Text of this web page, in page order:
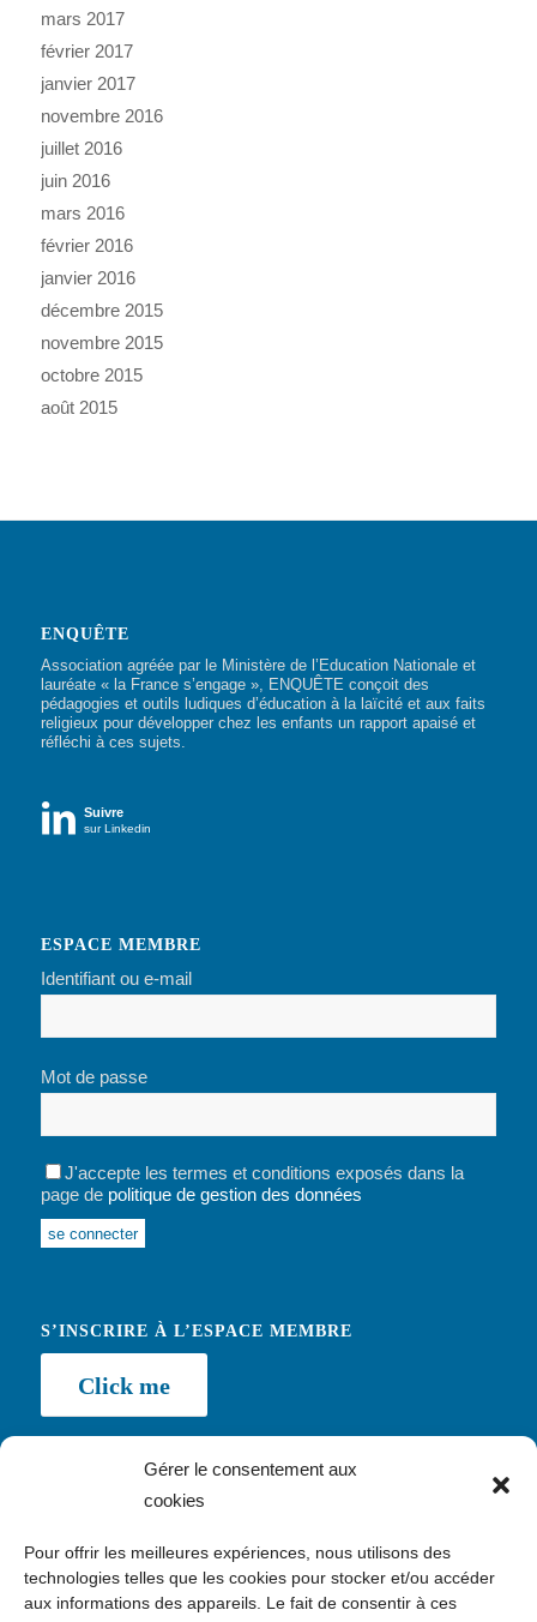
Gérer le consentement aux
cookies
Pour offrir les meilleures expériences, nous utilisons des
technologies telles que les cookies pour stocker et/ou accéder
aux informations des appareils. Le fait de consentir à ces
mars 2017
février 2017
janvier 2017
novembre 2016
juillet 2016
juin 2016
mars 2016
février 2016
janvier 2016
décembre 2015
novembre 2015
octobre 2015
août 2015
ENQUÊTE
Association agréée par le Ministère de l’Education Nationale et
lauréate « la France s’engage », ENQUÊTE conçoit des
pédagogies et outils ludiques d’éducation à la laïcité et aux faits
religieux pour développer chez les enfants un rapport apaisé et
réfléchi à ces sujets.
 Suivre
sur Linkedin
ESPACE MEMBRE
Identifiant ou e-mail
Mot de passe
J'accepte les termes et conditions exposés dans la
page de politique de gestion des données
Alternative:
S’INSCRIRE À L’ESPACE MEMBRE
Click me
Inscription